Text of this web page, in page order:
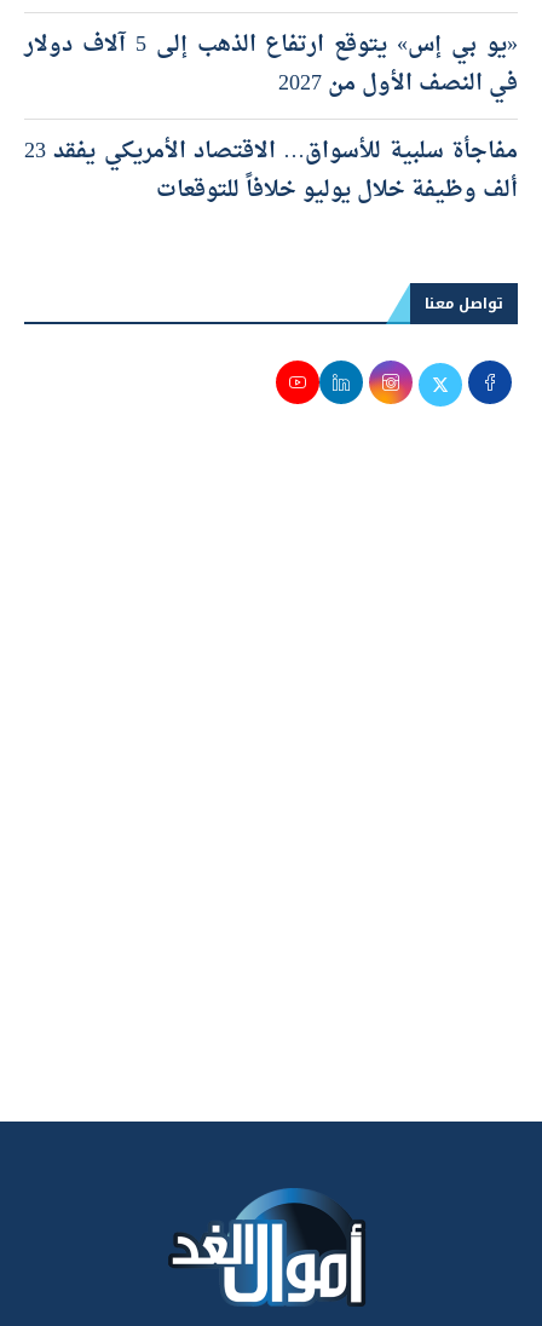
«يو بي إس» يتوقع ارتفاع الذهب إلى 5 آلاف دولار
في النصف الأول من 2027
مفاجأة سلبية للأسواق… الاقتصاد الأمريكي يفقد 23
ألف وظيفة خلال يوليو خلافاً للتوقعات
تواصل معنا